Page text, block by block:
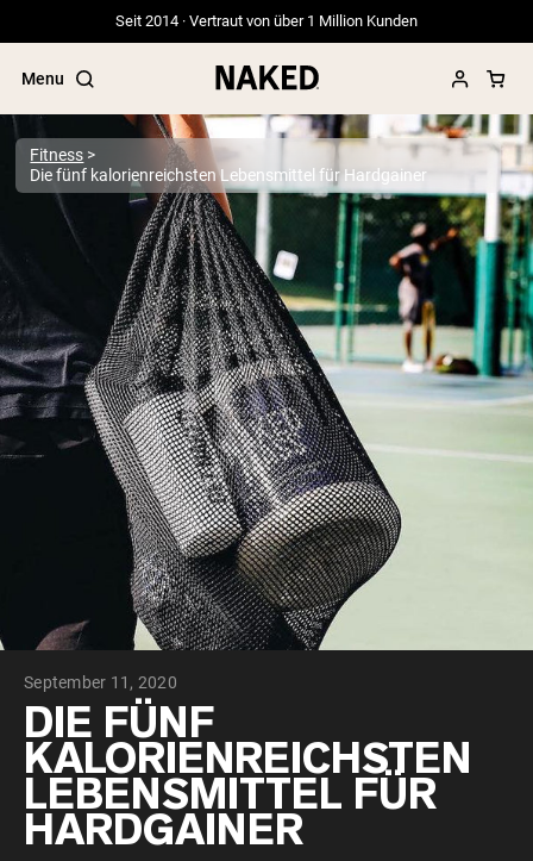
Seit 2014 · Vertraut von über 1 Million Kunden
Menu
Beliebte Suchbegriffe
”Protein Powder“
”Overnight Oats“
”Vegan protein“
”Collagen“
”Micellar Casein“
Fitness
Die fünf kalorienreichsten Lebensmittel für Hardgainer
September 11, 2020
DIE FÜNF
KALORIENREICHSTEN
LEBENSMITTEL FÜR
HARDGAINER